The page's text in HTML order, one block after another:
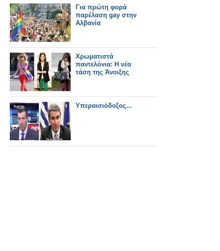
Για πρώτη φορά
παρέλαση gay στην
Αλβανία
Χρωματιστά
παντελόνια: Η νέα
τάση της Άνοιξης
Υπεραισιόδοξος...